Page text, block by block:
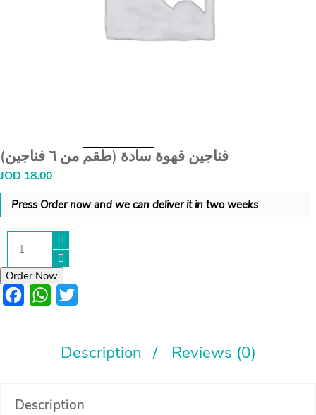
فناجين قهوة سادة (طقم من ٦ فناجين)
JOD 18.00
Press Order now and we can deliver it in two weeks
فناجين
قهوة
(طقم
من
٦
Order Now
FacebookWhatsApp
Description Reviews (0)
Description